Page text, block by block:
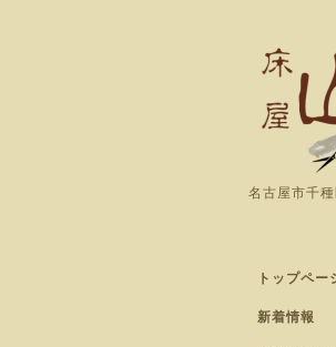
名古屋市千
トップペー
新着情報